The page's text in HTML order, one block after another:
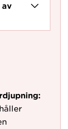
av